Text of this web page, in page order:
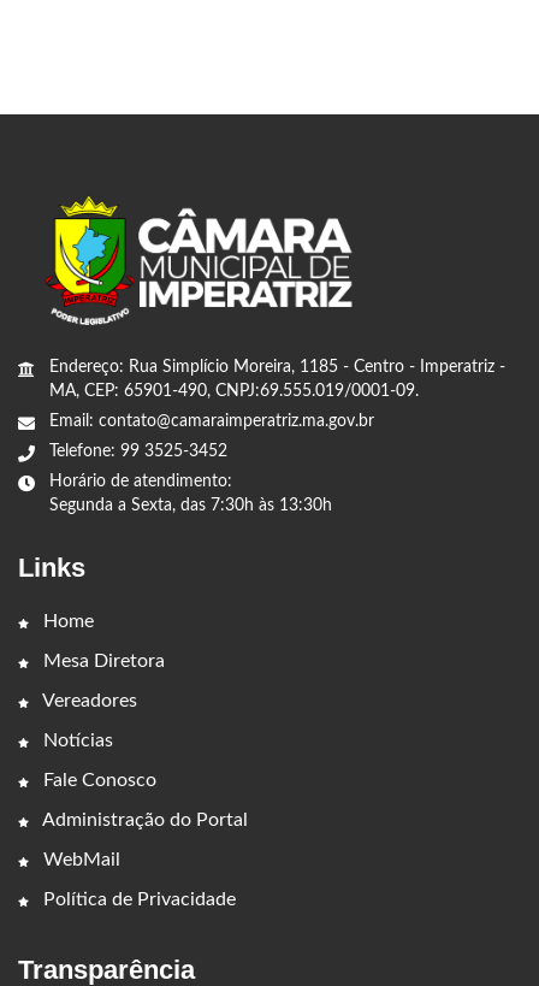
Endereço: Rua Simplício Moreira, 1185 - Centro - Imperatriz -
MA, CEP: 65901-490, CNPJ:69.555.019/0001-09.
Email: contato@camaraimperatriz.ma.gov.br
Telefone: 99 3525-3452
Horário de atendimento:
Segunda a Sexta, das 7:30h às 13:30h
Links
Home
Mesa Diretora
Vereadores
Notícias
Fale Conosco
Administração do Portal
WebMail
Política de Privacidade
Transparência